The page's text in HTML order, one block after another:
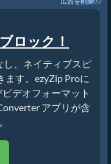
ロック！
し、ネイティブスピ
ます。ezyZip Proに
デオフォーマット
アプリが含